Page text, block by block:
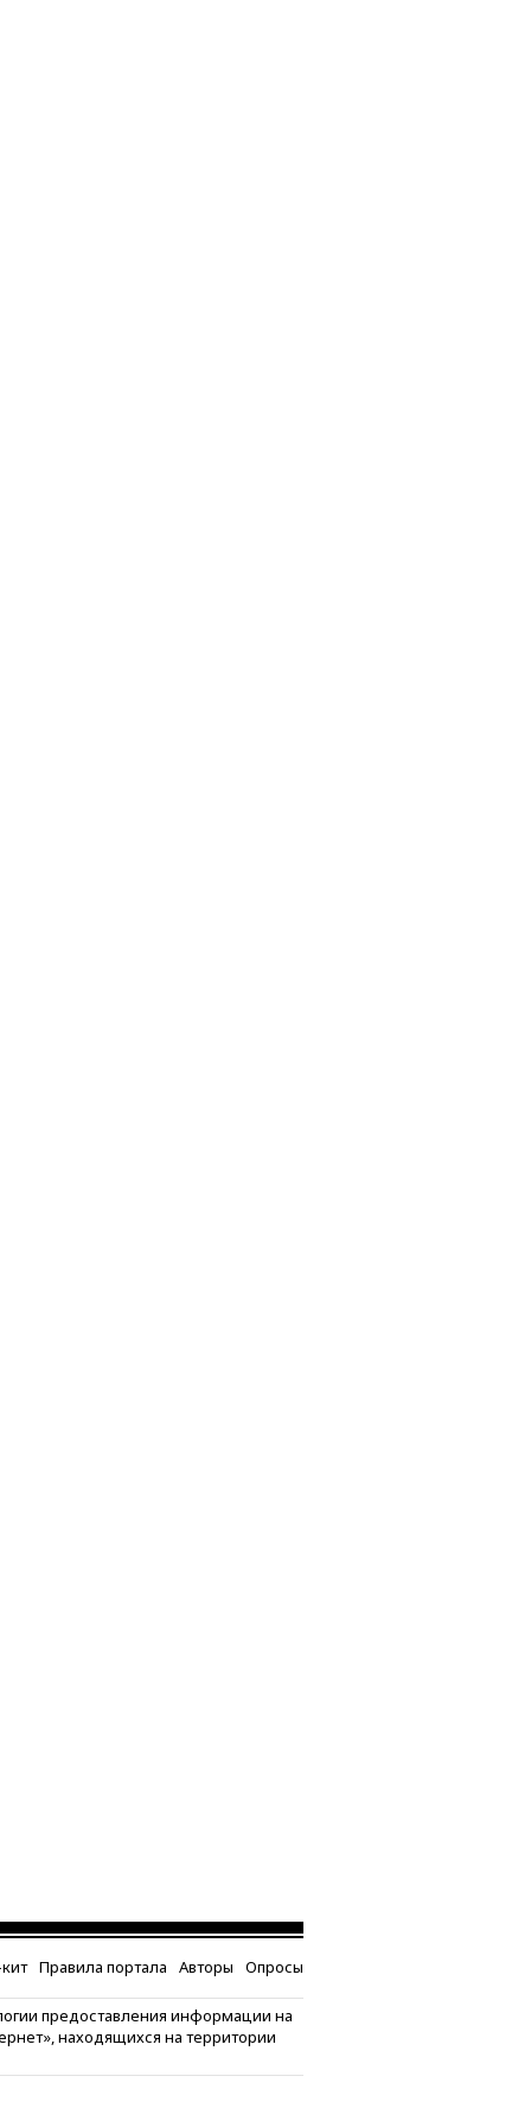
Правила портала Авторы Опросы
предоставления информации на
находящихся на территории